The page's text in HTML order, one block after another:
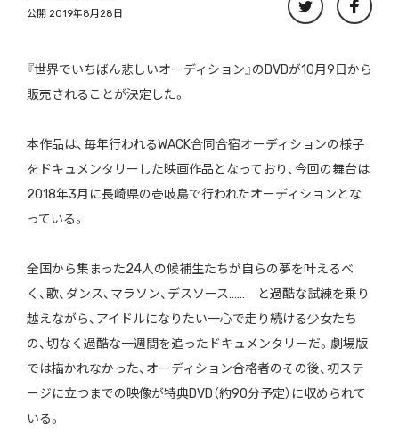
公開 2019年8月28日
『世界でいちばん悲しいオーディション』のDVDが10月9日から
販売されることが決定した。
本作品は、毎年行われるWACK合同合宿オーディションの様子
をドキュメンタリーした映画作品となっており、今回の舞台は
2018年3月に長崎県の壱岐島で行われたオーディションとな
っている。
全国から集まった24人の候補生たちが自らの夢を叶えるべ
く、歌、ダンス、マラソン、デスソース…… と過酷な試練を乗り
越えながら、アイドルになりたい一心で走り続ける少女たち
の、切なく過酷な一週間を追ったドキュメンタリーだ。劇場版
では描かれなかった、オーディション合格者のその後、初ステ
ージに立つまでの映像が特典DVD（約90分予定）に収められて
いる。